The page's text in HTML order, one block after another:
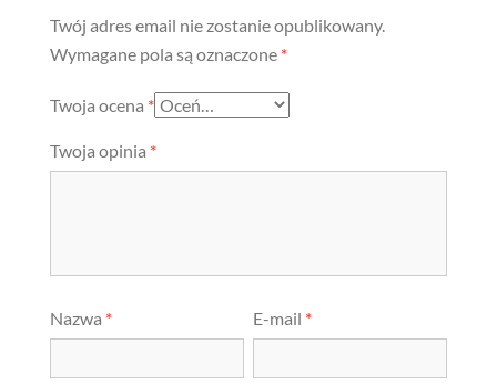
Twój adres email nie zostanie opublikowany.
Wymagane pola są oznaczone *
Twoja ocena *
Twoja opinia *
Nazwa * E-mail *